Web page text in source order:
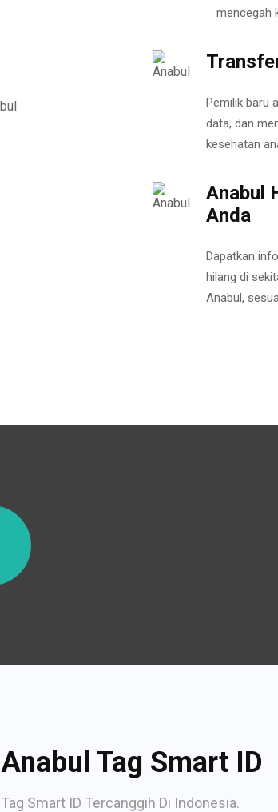
mencegah
Pemilik baru
data, dan
kesehatan
Anabul
Anda
Dapatkan
hilang di
Anabul,
Anabul Tag Smart ID
Tag Smart ID Tercanggih Di Indonesia.